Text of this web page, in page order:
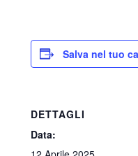
Salva nel tuo
DETTAGLI
Data: